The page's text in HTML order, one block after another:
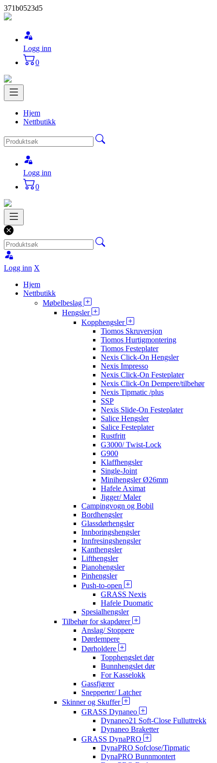
371b0523d5
Logg inn
0
Hjem
Nettbutikk
Logg inn
0
Logg inn X
Hjem
Nettbutikk
Møbelbeslag
Hengsler
Kopphengsler
Tiomos Skruversjon
Tiomos Hurtigmontering
Tiomos Festeplater
Nexis Click-On Hengsler
Nexis Impresso
Nexis Click-On Festeplater
Nexis Click-On Dempere/tilbehør
Nexis Tipmatic /plus
SSP
Nexis Slide-On Festeplater
Salice Hengsler
Salice Festeplater
Rustfritt
G3000/ Twist-Lock
G900
Klaffhengsler
Single-Joint
Minihengsler Ø26mm
Hafele Aximat
Jigger/ Maler
Campingvogn og Bobil
Bordhengsler
Glassdørhengsler
Innboringshengsler
Innfresingshengsler
Kanthengsler
Lifthengsler
Pianohengsler
Pinhengsler
Push-to-open
GRASS Nexis
Hafele Duomatic
Spesialhengsler
Tilbehør for skapdører
Anslag/ Stoppere
Dørdempere
Dørholdere
Topphengslet dør
Bunnhengslet dør
For Kasselokk
Gassfjærer
Snepperter/ Latcher
Skinner og Skuffer
GRASS Dynaneo
Dynaneo21 Soft-Close Fulluttrekk
Dynaneo Braketter
GRASS DynaPRO
DynaPRO Sofclose/Tipmatic
DynaPRO Bunnmontert